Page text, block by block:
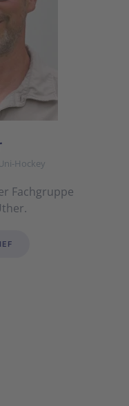
Hockey
Fachgruppe